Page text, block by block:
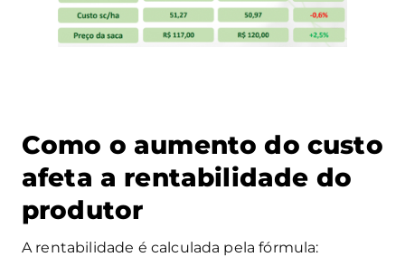
Como o aumento do custo
afeta a rentabilidade do
produtor
A rentabilidade é calculada pela fórmula: